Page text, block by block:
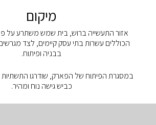
מיקום
הכוללים עשרות בתי עסק קיימים, לצד
בבניה ופיתוח.
במסגרת הפיתוח של הפארק, שודרגו התשתיות
כביש גישה נוח ומהיר.